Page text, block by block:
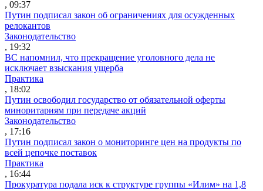
, 09:37
Путин подписал закон об ограничениях для осужденных
релокантов
Законодательство
, 19:32
ВС напомнил, что прекращение уголовного дела не
исключает взыскания ущерба
Практика
, 18:02
Путин освободил государство от обязательной оферты
миноритариям при передаче акций
Законодательство
, 17:16
Путин подписал закон о мониторинге цен на продукты по
всей цепочке поставок
Практика
, 16:44
Прокуратура подала иск к структуре группы «Илим» на 1,8